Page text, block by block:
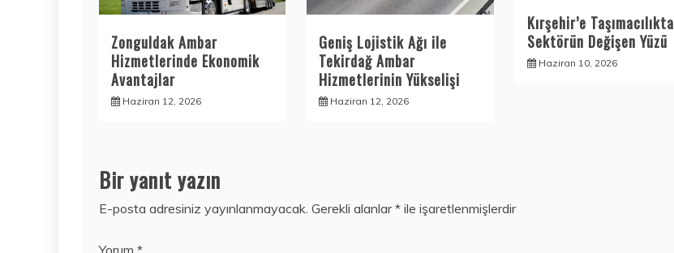
Zonguldak Ambar
Hizmetlerinde Ekonomik
Avantajlar
Haziran 12, 2026
Geniş Lojistik Ağı ile
Tekirdağ Ambar
Hizmetlerinin Yükselişi
Haziran 12, 2026
Kırşehir’e Taşımacılıkta
Sektörün Değişen Yüzü
Haziran 10, 2026
Bir yanıt yazın
E-posta adresiniz yayınlanmayacak. Gerekli alanlar* ile işaretlenmişlerdir
Yorum *